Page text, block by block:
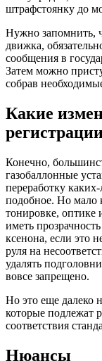
штрафстоянку до
Нужно запомнить,
движка,
сообщения в
Затем можно
собрав
Какие
Конечно,
газобаллонные
переработку
подобное. Но мало
тонировке, оптике
иметь
ксенона, если это
руля на
удалять
вовсе запрещено.
Но это еще далеко
которые подлежат
соответствия
Нюансы